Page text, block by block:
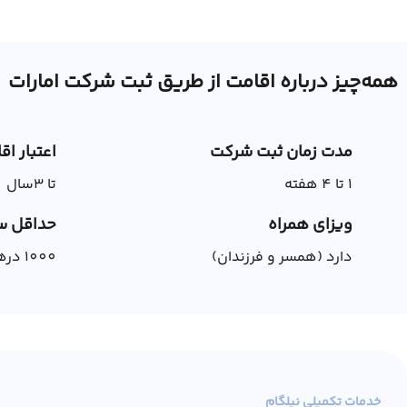
همه‌چیز درباره اقامت از طریق ثبت شرکت امارات
مدت زمان ثبت شرکت
1 تا 4 هفته
اعتبار
تا 3سال
ویزای همراه
دارد (همسر و فرزندان)
حداقل
1000 درهم
خدمات تکمیلی نیلگام